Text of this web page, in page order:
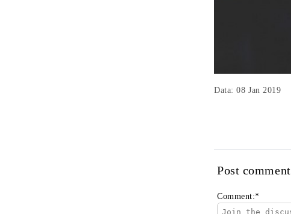
Data: 08 Jan 2019
Post comment
Comment:*